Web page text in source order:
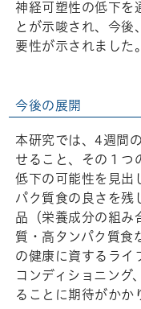
神経可塑性の低下を
とが示唆され、今
要性が示されました。
今後の展開
本研究では、4週間
せること、その１つ
低下の可能性を見出
パク質食の良さを残
品（栄養成分の組み
質・高タンパク質食
の健康に資するライ
コンディショニング
ることに期待がかか